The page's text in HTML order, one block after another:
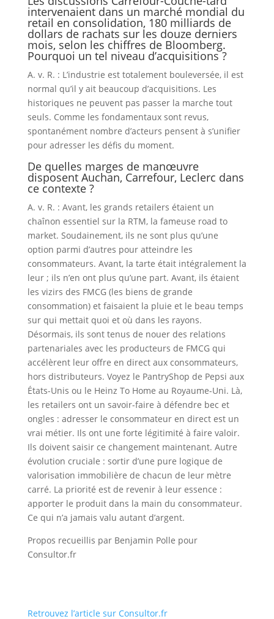
intervenaient dans un marché mondial du
retail en consolidation, 180 milliards de
dollars de rachats sur les douze derniers
mois, selon les chiffres de Bloomberg.
Pourquoi un tel niveau d’acquisitions ?
A. v. R. : L’industrie est totalement bouleversée, il est
normal qu’il y ait beaucoup d’acquisitions. Les
historiques ne peuvent pas passer la marche tout
seuls. Comme les fondamentaux sont revus,
spontanément nombre d’acteurs pensent à s’unifier
pour adresser les défis du moment.
De quelles marges de manœuvre
disposent Auchan, Carrefour, Leclerc dans
ce contexte ?
A. v. R. : Avant, les grands retailers étaient un
chaînon essentiel sur la RTM, la fameuse road to
market. Soudainement, ils ne sont plus qu’une
option parmi d’autres pour atteindre les
consommateurs. Avant, la tarte était intégralement la
leur ; ils n’en ont plus qu’une part. Avant, ils étaient
les vizirs des FMCG (les biens de grande
consommation) et faisaient la pluie et le beau temps
sur qui mettait quoi et où dans les rayons.
Désormais, ils sont tenus de nouer des relations
partenariales avec les producteurs de FMCG qui
accélèrent leur offre en direct aux consommateurs,
hors distributeurs. Voyez le PantryShop de Pepsi aux
États-Unis ou le Heinz To Home au Royaume-Uni. Là,
les retailers ont un savoir-faire à défendre bec et
ongles : adresser le consommateur en direct est un
vrai métier. Ils ont une forte légitimité à faire valoir.
Ils doivent saisir ce changement maintenant. Autre
évolution cruciale : sortir d’une pure logique de
valorisation immobilière de chacun de leur mètre
carré. La priorité est de revenir à leur essence :
apporter le produit dans la main du consommateur.
Ce qui n’a jamais valu autant d’argent.
Propos recueillis par Benjamin Polle pour
Consultor.fr
Retrouvez l’article sur Consultor.fr